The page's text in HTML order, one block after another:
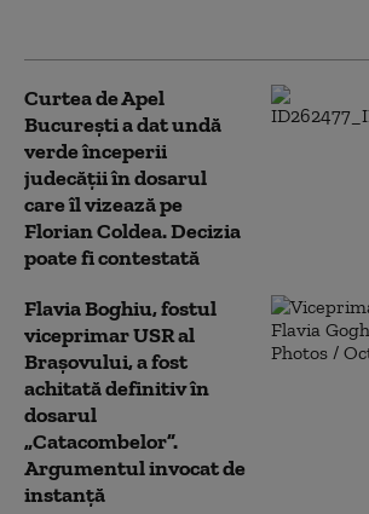
Curtea de Apel
București a dat undă
verde începerii
judecății în dosarul
care îl vizează pe
Florian Coldea. Decizia
poate fi contestată
Flavia Boghiu, fostul
viceprimar USR al
Brașovului, a fost
achitată definitiv în
dosarul
„Catacombelor”.
Argumentul invocat de
instanță